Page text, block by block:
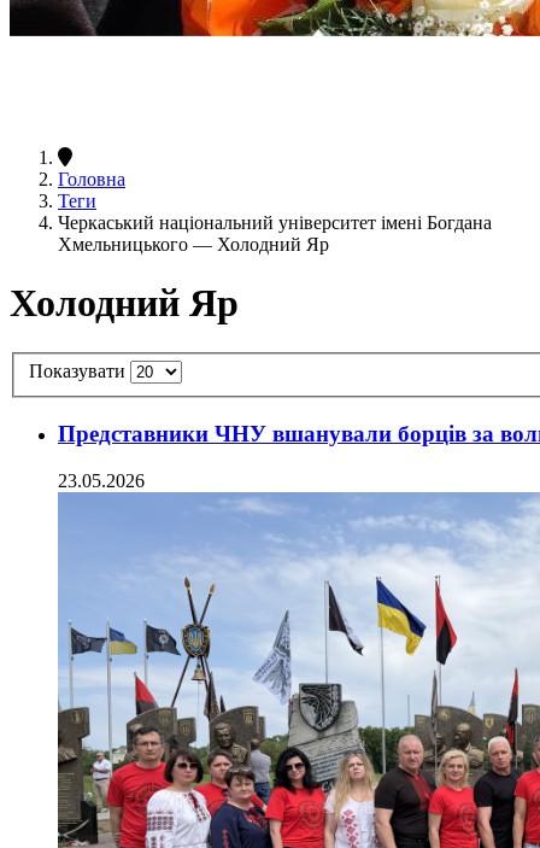
Головна
Теги
Черкаський національний університет імені Богдана
Хмельницького — Холодний Яр
Холодний Яр
Показувати
Представники ЧНУ вшанували борців за
23.05.2026